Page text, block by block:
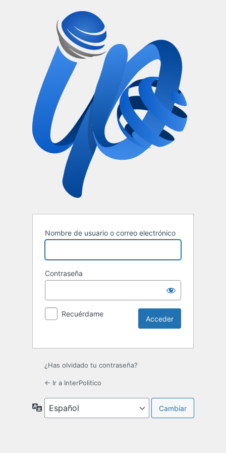
Nombre de usuario o correo electrónico
Contraseña
Recuérdame
¿Has olvidado tu contraseña?
← Ir a InterPolitico
Idioma